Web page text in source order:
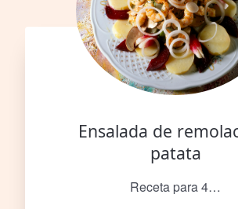
Ensalada de
patata
Receta para 4…